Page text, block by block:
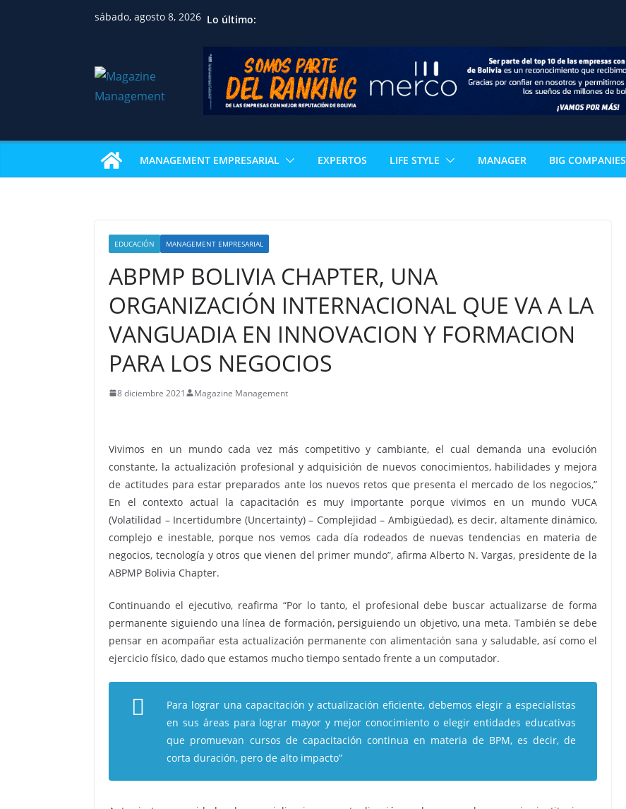
sábado, agosto 8, 2026 Lo último:
MANAGEMENT EMPRESARIAL EXPERTOS LIFE STYLE MANAGER BIG COMPANIES
EDUCACIÓN MANAGEMENT EMPRESARIAL
ABPMP BOLIVIA CHAPTER, UNA
ORGANIZACIÓN INTERNACIONAL QUE VA A LA
VANGUADIA EN INNOVACION Y FORMACION
PARA LOS NEGOCIOS
8 diciembre 2021 Magazine Management
Vivimos en un mundo cada vez más competitivo y cambiante, el cual demanda una evolución
constante, la actualización profesional y adquisición de nuevos conocimientos, habilidades y mejora
de actitudes para estar preparados ante los nuevos retos que presenta el mercado de los negocios,”
En el contexto actual la capacitación es muy importante porque vivimos en un mundo VUCA
(Volatilidad – Incertidumbre (Uncertainty) – Complejidad – Ambigüedad), es decir, altamente dinámico,
complejo e inestable, porque nos vemos cada día rodeados de nuevas tendencias en materia de
negocios, tecnología y otros que vienen del primer mundo”, afirma Alberto N. Vargas, presidente de la
ABPMP Bolivia Chapter.
Continuando el ejecutivo, reafirma “Por lo tanto, el profesional debe buscar actualizarse de forma
permanente siguiendo una línea de formación, persiguiendo un objetivo, una meta. También se debe
pensar en acompañar esta actualización permanente con alimentación sana y saludable, así como el
ejercicio físico, dado que estamos mucho tiempo sentado frente a un computador.
Para lograr una capacitación y actualización eficiente, debemos elegir a especialistas
en sus áreas para lograr mayor y mejor conocimiento o elegir entidades educativas
que promuevan cursos de capacitación continua en materia de BPM, es decir, de
corta duración, pero de alto impacto”